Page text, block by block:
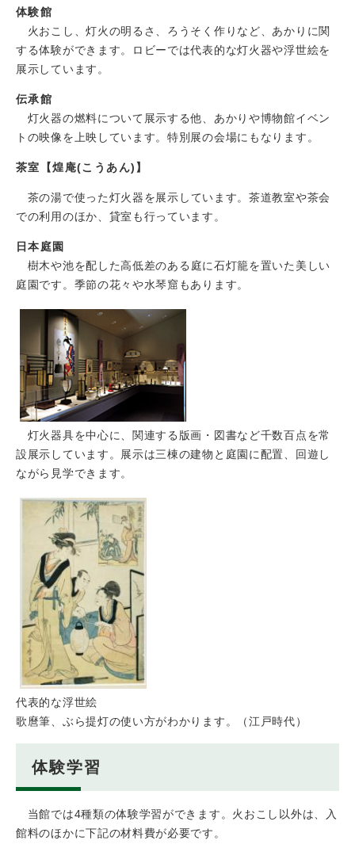
体験館
火おこし、灯火の明るさ、ろうそく作りなど、あかりに関
する体験ができます。ロビーでは代表的な灯火器や浮世絵を
展示しています。
伝承館
灯火器の燃料について展示する他、あかりや博物館イベン
トの映像を上映しています。特別展の会場にもなります。
茶室【煌庵(こうあん)】
茶の湯で使った灯火器を展示しています。茶道教室や茶会
での利用のほか、貸室も行っています。
日本庭園
樹木や池を配した高低差のある庭に石灯籠を置いた美しい
庭園です。季節の花々や水琴窟もあります。
灯火器具を中心に、関連する版画・図書など千数百点を常
設展示しています。展示は三棟の建物と庭園に配置、回遊し
ながら見学できます。
代表的な浮世絵
歌麿筆、ぶら提灯の使い方がわかります。（江戸時代）
体験学習
当館では4種類の体験学習ができます。火おこし以外は、入
館料のほかに下記の材料費が必要です。